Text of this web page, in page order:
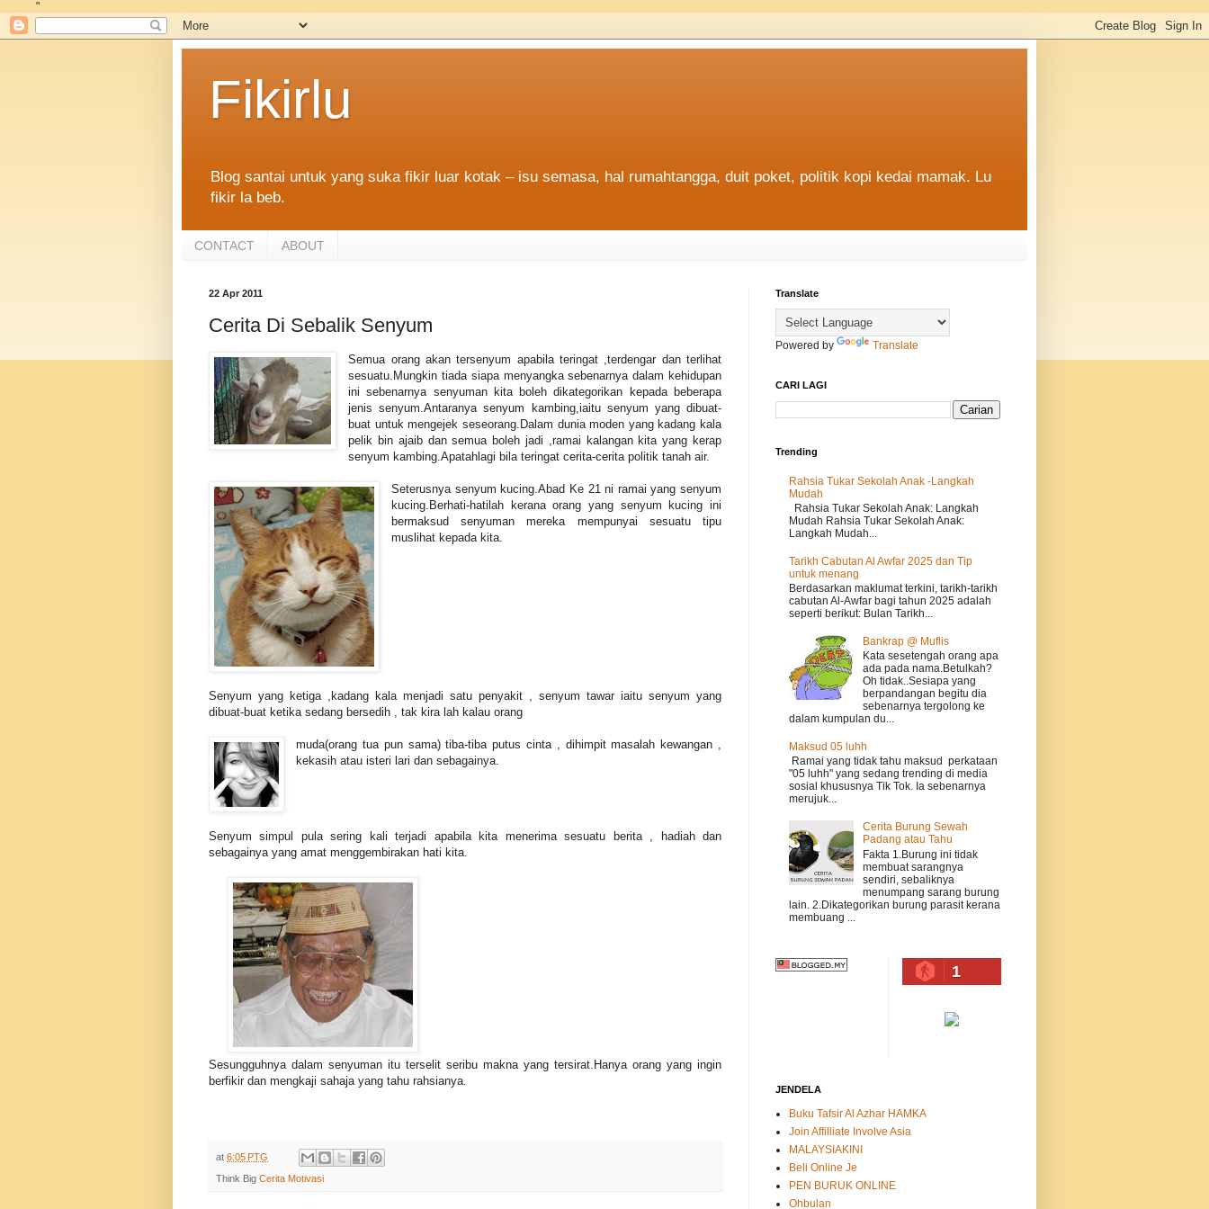
"
Fikirlu
Blog santai untuk yang suka fikir luar kotak – isu semasa, hal rumahtangga, duit poket, politik kopi kedai mamak. Lu
fikir la beb.
CONTACT ABOUT
22 Apr 2011
Cerita Di Sebalik Senyum
Semua orang akan tersenyum apabila teringat ,terdengar dan terlihat
sesuatu.Mungkin tiada siapa menyangka sebenarnya dalam kehidupan
ini sebenarnya senyuman kita boleh dikategorikan kepada beberapa
jenis senyum.Antaranya senyum kambing,iaitu senyum yang dibuat-
buat untuk mengejek seseorang.Dalam dunia moden yang kadang kala
pelik bin ajaib dan semua boleh jadi ,ramai kalangan kita yang kerap
senyum kambing.Apatah lagi bila teringat cerita-cerita politik tanah air.
Seterusnya senyum kucing.Abad Ke 21 ni ramai yang senyum
kucing.Berhati-hatilah kerana orang yang senyum kucing ini
bermaksud senyuman mereka mempunyai sesuatu tipu
muslihat kepada kita.
Senyum yang ketiga ,kadang kala menjadi satu penyakit , senyum tawar iaitu senyum yang
dibuat-buat ketika sedang bersedih , tak kira lah kalau orang
muda(orang tua pun sama)tiba-tiba putus cinta , dihimpit masalah kewangan ,
kekasih atau isteri lari dan sebagainya.
Senyum simpul pula sering kali terjadi apabila kita menerima sesuatu berita , hadiah dan
sebagainya yang amat menggembirakan hati kita.
Sesungguhnya dalam senyuman itu terselit seribu makna yang tersirat.Hanya orang yang ingin
berfikir dan mengkaji sahaja yang tahu rahsianya.
at 6:05 PTG
Think Big Cerita Motivasi
Translate
Powered by Translate
CARI LAGI
Trending
Rahsia Tukar Sekolah Anak -Langkah
Mudah
Rahsia Tukar Sekolah Anak: Langkah
Mudah Rahsia Tukar Sekolah Anak:
Langkah Mudah...
Tarikh Cabutan Al Awfar 2025 dan Tip
untuk menang
Berdasarkan maklumat terkini, tarikh-tarikh
cabutan Al-Awfar bagi tahun 2025 adalah
seperti berikut: Bulan Tarikh...
Bankrap @ Muflis
Kata sesetengah orang apa
ada pada nama.Betulkah?
Oh tidak..Sesiapa yang
berpandangan begitu dia
sebenarnya tergolong ke
dalam kumpulan du...
Maksud 05 luhh
Ramai yang tidak tahu maksud perkataan
"05 luhh" yang sedang trending di media
sosial khususnya Tik Tok. Ia sebenarnya
merujuk...
Cerita Burung Sewah
Padang atau Tahu
Fakta 1.Burung ini tidak
membuat sarangnya
sendiri, sebaliknya
menumpang sarang burung
lain. 2.Dikategorikan burung parasit kerana
membuang ...
1
JENDELA
Buku Tafsir Al Azhar HAMKA
Join Affilliate Involve Asia
MALAYSIAKINI
Beli Online Je
PEN BURUK ONLINE
Ohbulan